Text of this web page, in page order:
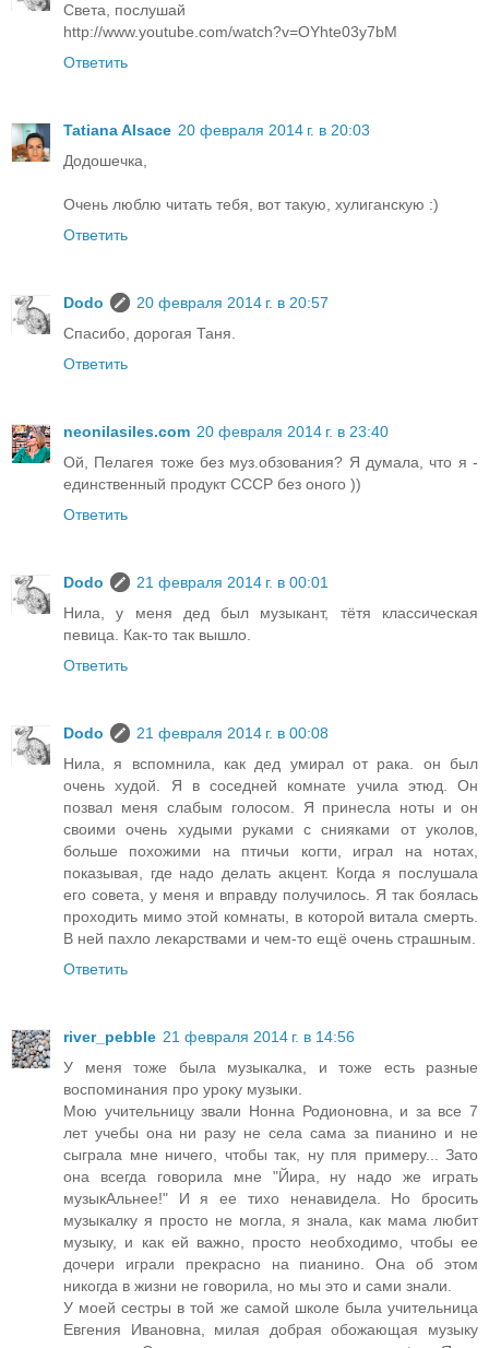
Света, послушай
http://www.youtube.com/watch?v=OYhte03y7bM
Ответить
Tatiana Alsace 20 февраля 2014 г. в 20:03
Додошечка,
Очень люблю читать тебя, вот такую, хулиганскую :)
Ответить
Dodo
20 февраля 2014 г. в 20:57
Спасибо, дорогая Таня.
Ответить
neonilasiles.com 20 февраля 2014 г. в 23:40
Ой, Пелагея тоже без муз.обзования? Я думала, что я -
единственный продукт СССР без оного ))
Ответить
Dodo
21 февраля 2014 г. в 00:01
Нила, у меня дед был музыкант, тётя классическая
певица. Как-то так вышло.
Ответить
Dodo
21 февраля 2014 г. в 00:08
Нила, я вспомнила, как дед умирал от рака. он был
очень худой. Я в соседней комнате учила этюд. Он
позвал меня слабым голосом. Я принесла ноты и он
своими очень худыми руками с снияками от уколов,
больше похожими на птичьи когти, играл на нотах,
показывая, где надо делать акцент. Когда я послушала
его совета, у меня и вправду получилось. Я так боялась
проходить мимо этой комнаты, в которой витала смерть.
В ней пахло лекарствами и чем-то ещё очень страшным.
Ответить
river_pebble 21 февраля 2014 г. в 14:56
У меня тоже была музыкалка, и тоже есть разные
воспоминания про уроку музыки.
Мою учительницу звали Нонна Родионовна, и за все 7
лет учебы она ни разу не села сама за пианино и не
сыграла мне ничего, чтобы так, ну пля примеру... Зато
она всегда говорила мне "Йира, ну надо же играть
музыкАльнее!" И я ее тихо ненавидела. Но бросить
музыкалку я просто не могла, я знала, как мама любит
музыку, и как ей важно, просто необходимо, чтобы ее
дочери играли прекрасно на пианино. Она об этом
никогда в жизни не говорила, но мы это и сами знали.
У моей сестры в той же самой школе была учительница
Евгения Ивановна, милая добрая обожающая музыку